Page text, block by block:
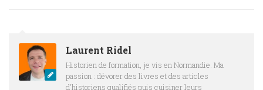
Laurent Ridel
Historien de formation, je vis en Normandie. Ma
passion : dévorer des livres et des articles
d'historiens qualifiés puis cuisiner leurs